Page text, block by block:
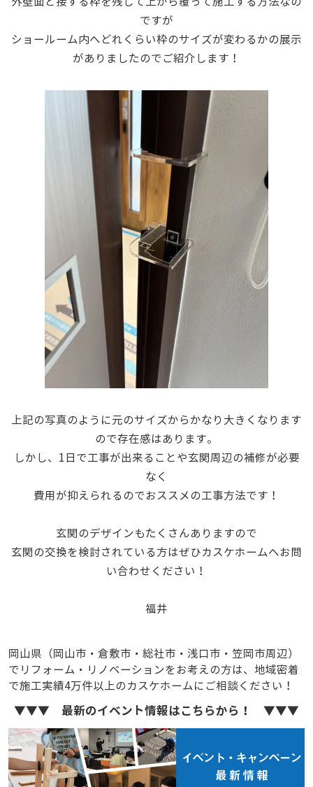
ですが
ショールーム内へどれくらい枠のサイズが変わるかの展示
がありましたのでご紹介します！
上記の写真のように元のサイズからかなり大きくなります
ので存在感はあります。
しかし、1日で工事が出来ることや玄関周辺の補修が必要
なく
費用が抑えられるのでおススメの工事方法です！
玄関のデザインもたくさんありますので
玄関の交換を検討されている方はぜひカスケホームへお問
い合わせください！
福井
岡山県（岡山市・倉敷市・総社市・浅口市・笠岡市周辺）
でリフォーム・リノベーションをお考えの方は、地域密着
で施工実績4万件以上のカスケホームにご相談ください！
▼▼▼ 最新のイベント情報はこちらから！ ▼▼▼